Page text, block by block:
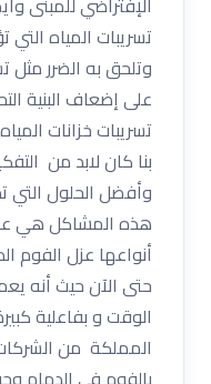
تسريبات المياه
وتلحق به الضرر مثل
على إضعاف البنية
تسريبات خزانات
بنا كان لابد من
وأفضل الحلول التي
هذه المشاكل هي
أنواعها عزل الفوم
حتى الآن حيث أنه
الوقت و بفاعلية
المملكة من